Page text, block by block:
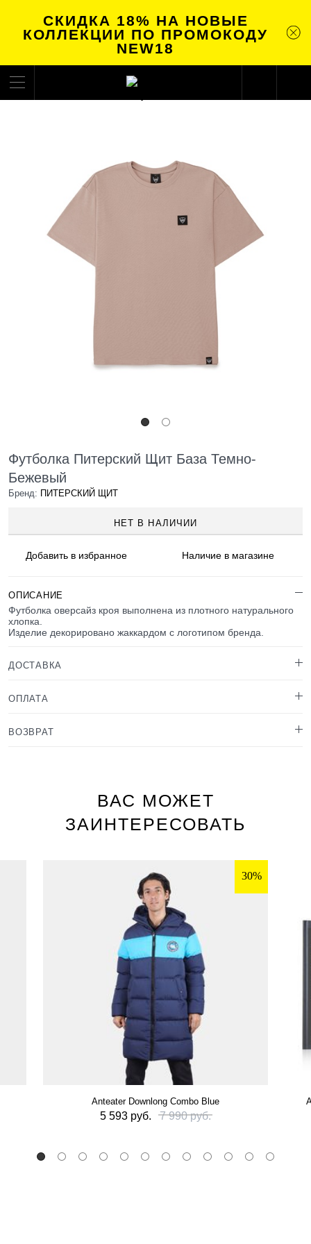
СКИДКА 18% НА НОВЫЕ
КОЛЛЕКЦИИ ПО ПРОМОКОДУ
NEW18
Футболка Питерский Щит База Темно-
Бежевый
Бренд: ПИТЕРСКИЙ ЩИТ
НЕТ В НАЛИЧИИ
Добавить в избранное Наличиев магазине
ОПИСАНИЕ
Футболка оверсайз кроя выполнена из плотного натурального
хлопка.
Изделие декорировано жаккардом с логотипом бренда.
ДОСТАВКА
ОПЛАТА
ВОЗВРАТ
ВАС МОЖЕТ
ЗАИНТЕРЕСОВАТЬ
30%
Anteater Downlong Combo Blue
5 593 руб. 7 990 руб.